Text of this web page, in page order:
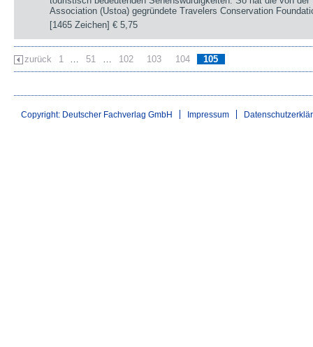
Association (Ustoa) gegründete Travelers Conservation
[1465 Zeichen]€ 5,75
zurück 1 51 102 103 104 105
Copyright: Deutscher Fachverlag GmbH Impressum